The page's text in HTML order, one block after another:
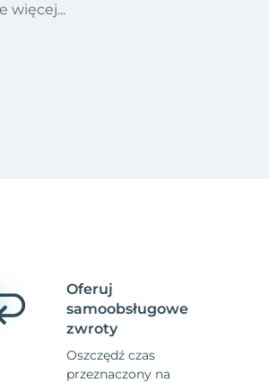
więcej...
Oferuj
samoobsługowe
zwroty
Oszczędź czas
przeznaczony na